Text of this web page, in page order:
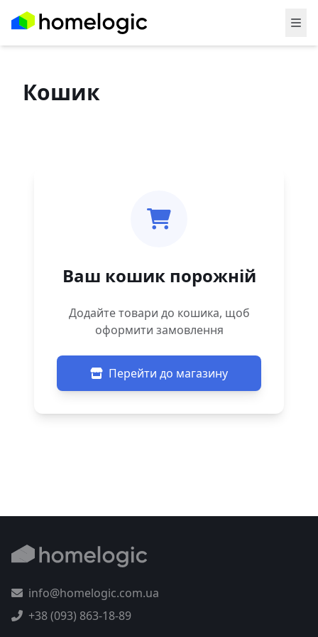
Кошик
Ваш кошик порожній
Додайте товари до кошика, щоб
оформити замовлення
Перейти до магазину
info@homelogic.com.ua
+38 (093) 863-18-89